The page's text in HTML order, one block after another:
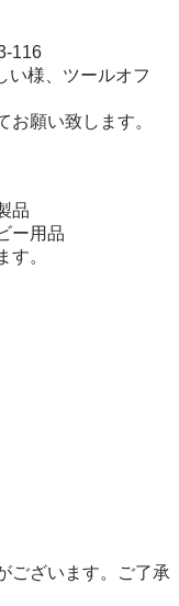
116
様、ツールオフ
願い致します。
品
ー用品
す。
ございます。ご了承